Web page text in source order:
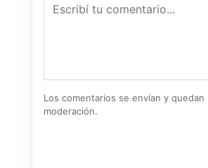
Los comentarios se envían y
moderación.